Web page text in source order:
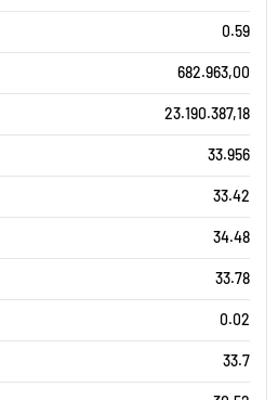
0.59
682.963,00
23.190.387,18
33.956
33.42
34.48
33.78
0.02
33.7